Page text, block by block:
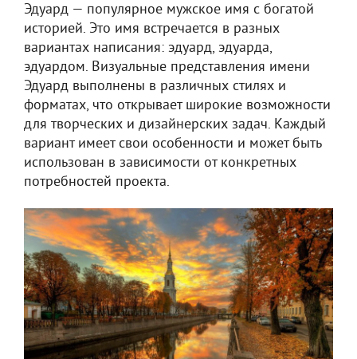
Эдуард — популярное мужское имя с богатой
историей. Это имя встречается в разных
вариантах написания: эдуард, эдуарда,
эдуардом. Визуальные представления имени
Эдуард выполнены в различных стилях и
форматах, что открывает широкие возможности
для творческих и дизайнерских задач. Каждый
вариант имеет свои особенности и может быть
использован в зависимости от конкретных
потребностей проекта.